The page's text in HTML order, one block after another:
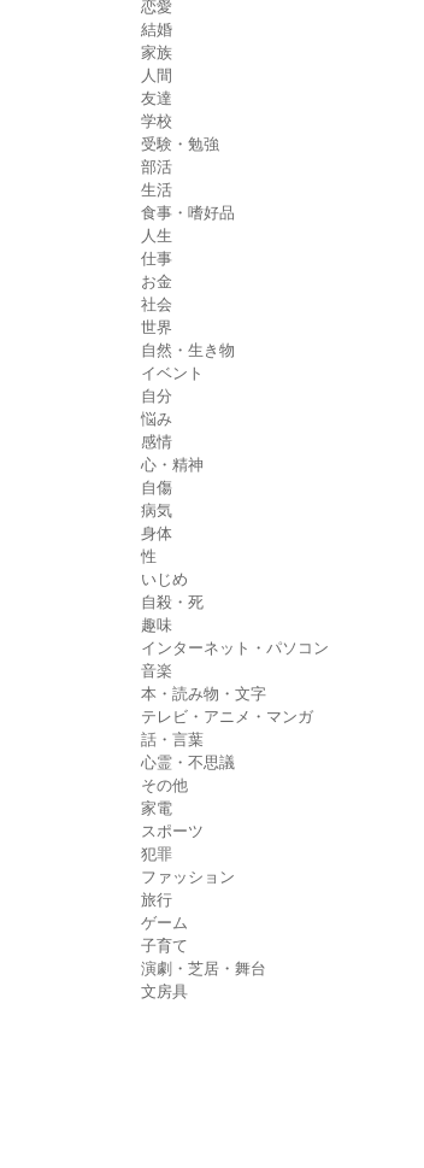
恋愛
結婚
家族
人間
友達
学校
受験・勉強
部活
生活
食事・嗜好品
人生
仕事
お金
社会
世界
自然・生き物
イベント
自分
悩み
感情
心・精神
自傷
病気
身体
性
いじめ
自殺・死
趣味
インターネット・パソコン
音楽
本・読み物・文字
テレビ・アニメ・マンガ
話・言葉
心霊・不思議
その他
家電
スポーツ
犯罪
ファッション
旅行
ゲーム
子育て
演劇・芝居・舞台
文房具